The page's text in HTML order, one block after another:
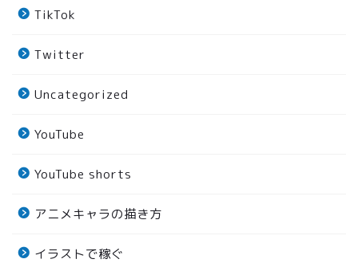
TikTok
Twitter
Uncategorized
YouTube
YouTube shorts
アニメキャラの描き方
イラストで稼ぐ